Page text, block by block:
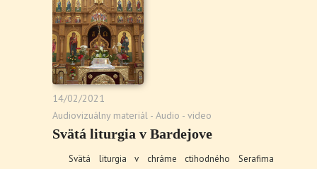
14/02/2021
Audiovizuálny materiál - Audio - video
Svätá liturgia v Bardejove
Svätá liturgia v chráme ctihodného Serafima